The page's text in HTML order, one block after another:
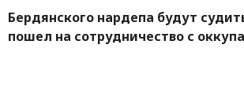
Бердянского нардепа будут
пошел на сотрудничество с